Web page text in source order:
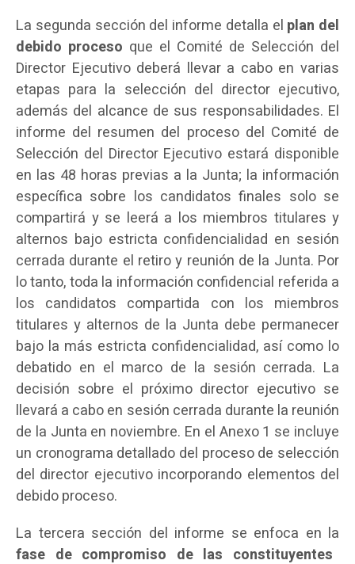
La segunda sección del informe detalla el plan del
debido proceso que el Comité de Selección del
Director Ejecutivo deberá llevar a cabo en varias
etapas para la selección del director ejecutivo,
además del alcance de sus responsabilidades. El
informe del resumen del proceso del Comité de
Selección del Director Ejecutivo estará disponible
en las 48 horas previas a la Junta; la información
específica sobre los candidatos finales solo se
compartirá y se leerá a los miembros titulares y
alternos bajo estricta confidencialidad en sesión
cerrada durante el retiro y reunión de la Junta. Por
lo tanto, toda la información confidencial referida a
los candidatos compartida con los miembros
titulares y alternos de la Junta debe permanecer
bajo la más estricta confidencialidad, así como lo
debatido en el marco de la sesión cerrada. La
decisión sobre el próximo director ejecutivo se
llevará a cabo en sesión cerrada durante la reunión
de la Junta en noviembre. En el Anexo 1 se incluye
un cronograma detallado del proceso de selección
del director ejecutivo incorporando elementos del
debido proceso.
La tercera sección del informe se enfoca en la
fase de compromiso de las constituyentes